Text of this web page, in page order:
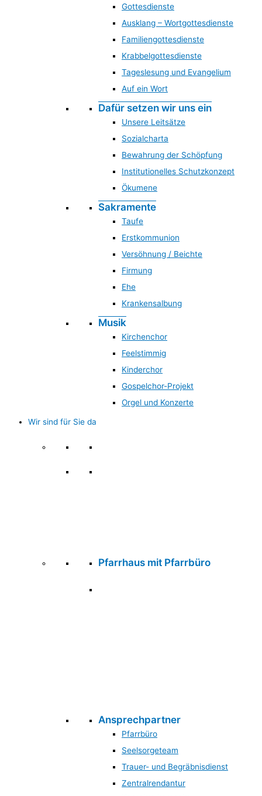
Gottesdienste
Ausklang – Wortgottesdienste
Familiengottesdienste
Krabbelgottesdienste
Tageslesung und Evangelium
Auf ein Wort
Dafür setzen wir uns ein
Unsere Leitsätze
Sozialcharta
Bewahrung der Schöpfung
Institutionelles Schutzkonzept
Ökumene
Sakramente
Taufe
Erstkommunion
Versöhnung / Beichte
Firmung
Ehe
Krankensalbung
Musik
Kirchenchor
Feelstimmig
Kinderchor
Gospelchor-Projekt
Orgel und Konzerte
Wir sind für Sie da
Pfarrhaus mit Pfarrbüro
Ansprechpartner
Pfarrbüro
Seelsorgeteam
Trauer- und Begräbnisdienst
Zentralrendantur